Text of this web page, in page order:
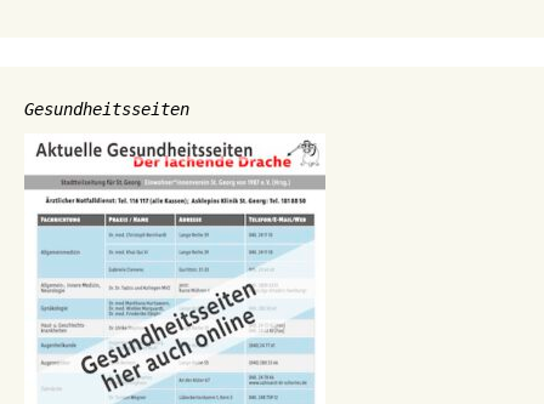
Gesundheitsseiten